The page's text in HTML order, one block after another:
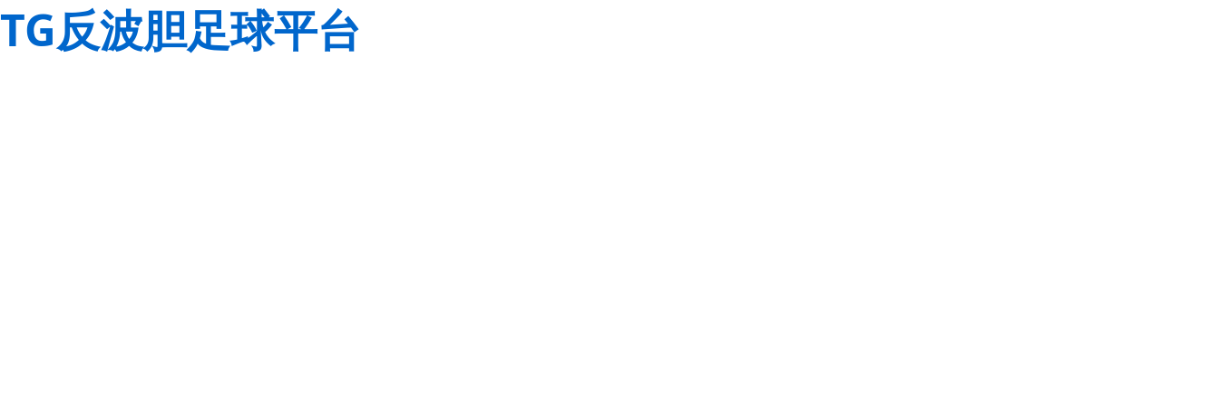
TG反波胆足球平台